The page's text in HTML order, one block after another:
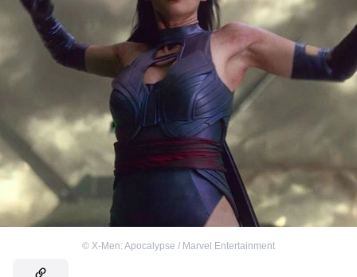
© X-Men: Apocalypse / Marvel Entertainment